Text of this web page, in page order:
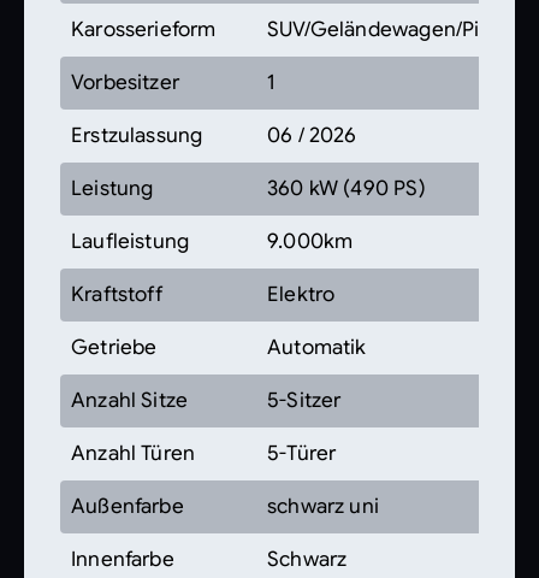
Karosserieform SUV/Geländewagen/Pickup
Vorbesitzer 1
Erstzulassung 06 / 2026
Leistung 360 kW (490 PS)
Laufleistung 9.000km
Kraftstoff Elektro
Getriebe Automatik
Anzahl Sitze 5-Sitzer
Anzahl Türen 5-Türer
Außenfarbe schwarz uni
Innenfarbe Schwarz